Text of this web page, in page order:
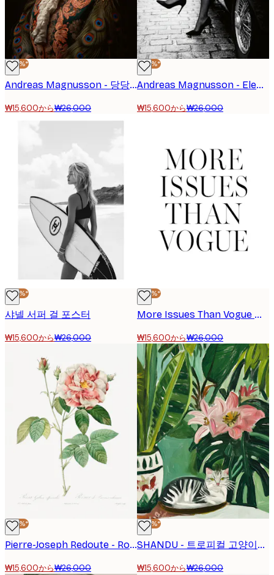
-40%*
Andreas Magnusson - 당당한 공작새 초상화 포스터
₩15,600から₩26,000
-40%*
Andreas Magnusson - Elegant Car Exit 포스터
₩15,600から₩26,000
-40%*
샤넬 서퍼 걸 포스터
₩15,600から₩26,000
-40%*
More Issues Than Vogue 명언 포스터
₩15,600から₩26,000
-40%*
Pierre-Joseph Redoute - Rosa Gallica (1817–1824), Les Rose 포스터
₩15,600から₩26,000
-40%*
SHANDU - 트로피컬 고양이와 꽃 포스터
₩15,600から₩26,000